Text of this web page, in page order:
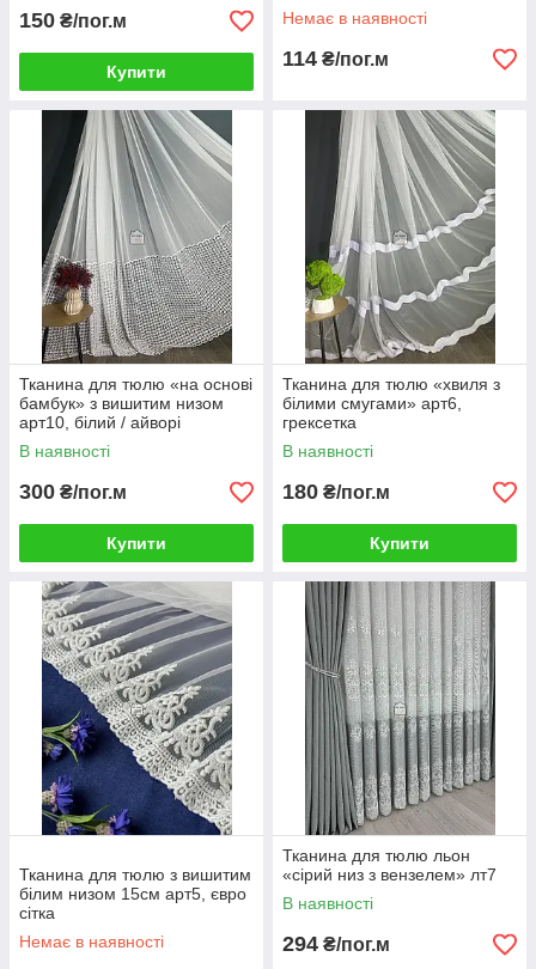
150 ₴/пог.м
Купити
Немає в наявності
114 ₴/пог.м
Тканина для тюлю «на основі
бамбук» з вишитим низом
арт10, білий / айворі
В наявності
300 ₴/пог.м
Купити
Тканина для тюлю «хвиля з
білими смугами» арт6,
грексетка
В наявності
180 ₴/пог.м
Купити
Тканина для тюлю з вишитим
білим низом 15см арт5, євро
сітка
Немає в наявності
Тканина для тюлю льон
«сірий низ з вензелем» лт7
В наявності
294 ₴/пог.м